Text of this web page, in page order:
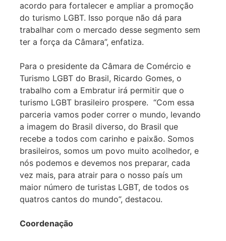
acordo para fortalecer e ampliar a promoção
do turismo LGBT. Isso porque não dá para
trabalhar com o mercado desse segmento sem
ter a força da Câmara”, enfatiza.
Para o presidente da Câmara de Comércio e
Turismo LGBT do Brasil, Ricardo Gomes, o
trabalho com a Embratur irá permitir que o
turismo LGBT brasileiro prospere. “Com essa
parceria vamos poder correr o mundo, levando
a imagem do Brasil diverso, do Brasil que
recebe a todos com carinho e paixão. Somos
brasileiros, somos um povo muito acolhedor, e
nós podemos e devemos nos preparar, cada
vez mais, para atrair para o nosso país um
maior número de turistas LGBT, de todos os
quatros cantos do mundo”, destacou.
Coordenação